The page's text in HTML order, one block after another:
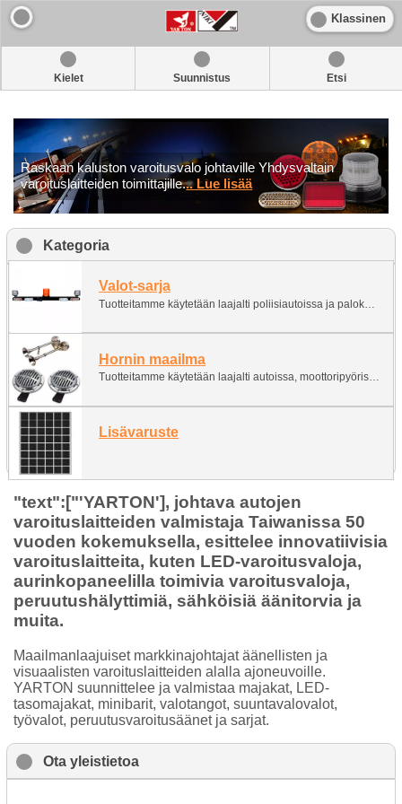
Klassinen
Kielet Suunnistus Etsi
Raskaan kaluston varoitusvalo johtaville Yhdysvaltain
varoituslaitteiden toimittajille... Lue lisää
Kategoria
Valot-sarja
Tuotteitamme käytetään laajalti poliisiautoissa ja palokunnissa, kuorma-autoissa, kaivosajoneuvot, rakennus- ja maatalousajoneuvot, haarukkatrukit, muu valaistus.
Hornin maailma
Tuotteitamme käytetään laajalti autoissa, moottoripyörissä, poliisiautoissa ja palokunnissa, Kuorma-autoissa, kouluautoissa, kaivoskoneissa ja maatalousajoneuvoissa, laivoissa, Trukeissa, junissa ja muissa hälyytys- ja torvituotteissa.
Lisävaruste
"text":["'YARTON'], johtava autojen
varoituslaitteiden valmistaja Taiwanissa 50
vuoden kokemuksella, esittelee innovatiivisia
varoituslaitteita, kuten LED-varoitusvaloja,
aurinkopaneelilla toimivia varoitusvaloja,
peruutushälyttimiä, sähköisiä äänitorvia ja
muita.
Maailmanlaajuiset markkinajohtajat äänellisten ja
visuaalisten varoituslaitteiden alalla ajoneuvoille.
YARTON suunnittelee ja valmistaa majakat, LED-
tasomajakat, minibarit, valotangot, suuntavalovalot,
työvalot, peruutusvaroitusäänet ja sarjat.
Ota yleistietoa